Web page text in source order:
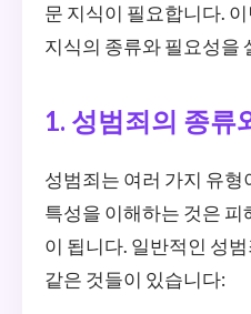
문 지식이 필요합니다.
지식의 종류와 필요성을
1. 성범죄의 종류
성범죄는 여러 가지 유형
특성을 이해하는 것은
이 됩니다. 일반적인 성
같은 것들이 있습니다: